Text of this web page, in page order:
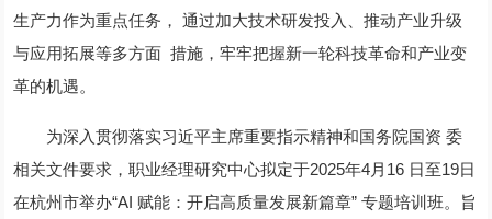
生产力作为重点任务， 通过加大技术研发投入、推动产业升级
与应用拓展等多方面 措施，牢牢把握新一轮科技革命和产业变
革的机遇。
为深入贯彻落实习近平主席重要指示精神和国务院国资 委
相关文件要求，职业经理研究中心拟定于2025年4月16 日至19日
在杭州市举办“AI 赋能：开启高质量发展新篇章” 专题培训班。旨